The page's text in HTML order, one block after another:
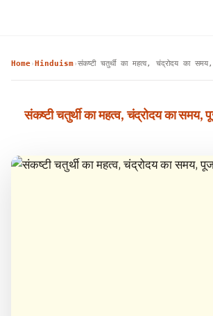
Home› Hinduism›संकष्टी चतुर्थी का महत्व, चंद्रोदय का
संकष्टी चतुर्थी का महत्व, चंद्रोदय का समय,